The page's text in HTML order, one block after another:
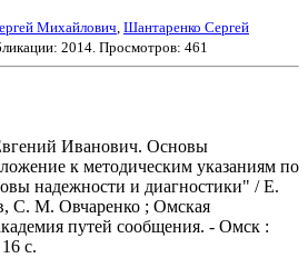
Михайлович, Шантаренко Сергей
2014. Просмотров: 461
Иванович. Основы
к методическим указаниям по
надежности и диагностики" / Е.
С. М. Овчаренко ; Омская
путей сообщения. - Омск :
с.